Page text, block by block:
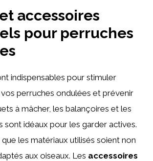
accessoires
pour perruches
indispensables pour stimuler
perruches ondulées et prévenir
à mâcher, les balançoires et les
sont idéaux pour les garder actives.
les matériaux utilisés soient non
aux oiseaux. Les accessoires